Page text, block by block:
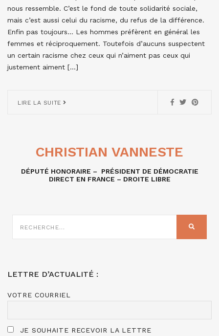
nous ressemble. C’est le fond de toute solidarité sociale,
mais c’est aussi celui du racisme, du refus de la différence.
Enfin pas toujours… Les hommes préfèrent en général les
femmes et réciproquement. Toutefois d’aucuns suspectent
un certain racisme chez ceux qui n’aiment pas ceux qui
justement aiment […]
LIRE LA SUITE
CHRISTIAN VANNESTE
DÉPUTÉ HONORAIRE – PRÉSIDENT DE DÉMOCRATIE
DIRECT EN FRANCE – DROITE LIBRE
SUR
LETTRE D’ACTUALITÉ :
VOTRE COURRIEL
JE SOUHAITE RECEVOIR LA LETTRE